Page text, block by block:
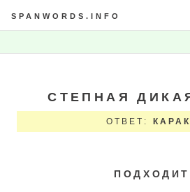
SPANWORDS.INFO
СТЕПНАЯ
ОТВЕТ: